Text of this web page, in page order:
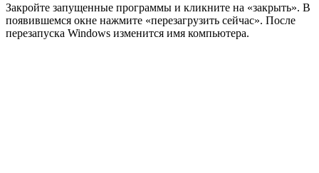
Закройте запущенные программы и кликните на «закрыть». В
появившемся окне нажмите «перезагрузить сейчас». После
перезапуска Windows изменится имя компьютера.